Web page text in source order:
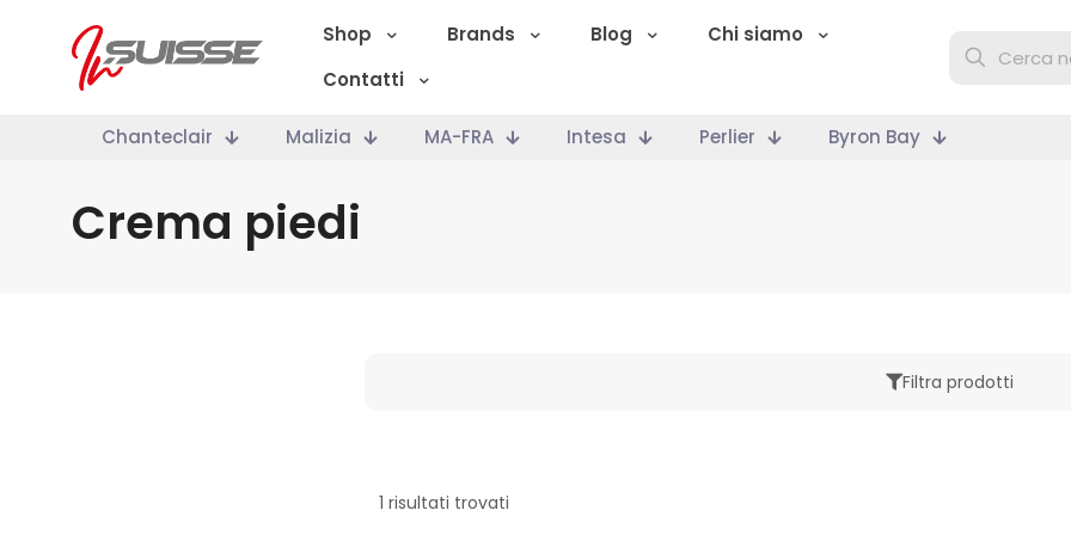
Shop Brands Blog
Chi siamo
Contatti
Chanteclair Malizia MA-FRA Intesa Perlier Byron Bay
Crema piedi
Filtra prodotti
Categoria
1 risultati trovati